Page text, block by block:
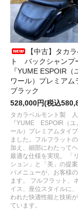
【中古】タカ
ト バックシャンプ
『YUME ESPOIR（
ワール）プレミアム
ブラック
528,000円(税込
タカラベルモント製
『YUME ESPOIR（ユ
ール）プレミアムタイ
ました。フルフラット
加え、細部にわたって
最適な仕様を実現。 「
ション」と「美」の提
パメニューが、お客様
ます。 フルフラット、
イス、座位スタイルに
われた快適性能と技術
ています。